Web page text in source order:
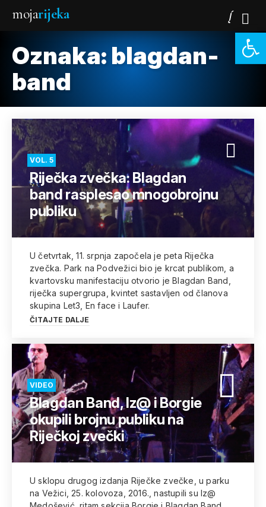
mojarijeka
Oznaka: blagdan-
band
VOL. 5
Riječka zvečka: Blagdan
band rasplesao mnogobrojnu
publiku
U četvrtak, 11. srpnja započela je peta Riječka
zvečka. Park na Podvežici bio je krcat publikom, a
kvartovsku manifestaciju otvorio je Blagdan Band,
riječka supergrupa, kvintet sastavljen od članova
skupina Let3, En face i Laufer.
ČITAJTE DALJE
VIDEO
Blagdan Band, Iz@ i Borgie
okupili brojnu publiku na
Riječkoj zvečki
U sklopu drugog izdanja Riječke zvečke, u parku
na Vežici, 25. kolovoza, 2016., nastupili su Iz@